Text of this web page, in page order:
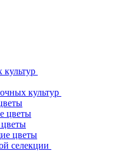
культур
цветы
цветы
селекции